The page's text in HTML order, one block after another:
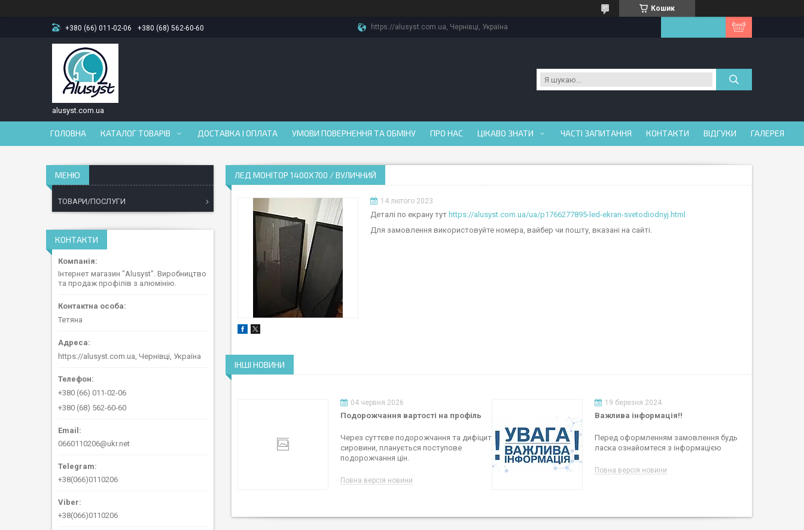
Кошик
+380 (66) 011-02-06 +380 (68) 562-60-60 https://alusyst.com.ua, Чернівці, Україна
alusyst.com.ua
ГОЛОВНА КАТАЛОГ ТОВАРІВ ДОСТАВКА І ОПЛАТА УМОВИ ПОВЕРНЕННЯ ТА ОБМІНУ ПРО НАС ЦІКАВО ЗНАТИ ЧАСТІ ЗАПИТАННЯ КОНТАКТИ ВІДГУКИ ГАЛЕРЕЯ
ЛЕД МОНІТОР 1400Х700 / ВУЛИЧНИЙ
14 лютого 2023
Деталі по екрану тут https://alusyst.com.ua/ua/p1766277895-led-ekran-svetodiodnyj.html
Для замовлення використовуйте номера, вайбер чи пошту, вказані на сайті.
ІНШІ НОВИНИ
04 червня 2026
Подорожчання вартості на профіль
Через суттєве подорожчання та дифіцит
сировини, планується поступове
подорожчання цін.
Повна версія новини
19 березня 2024
Важлива інформація!!
Перед оформленням замовлення будь
ласка ознайомтеся з інформацією
Повна версія новини
ТОВАРИ/ПОСЛУГИ
КОНТАКТИ
Інтернет магазин "Alusyst". Виробництво
та продаж профілів з алюмінію.
Тетяна
https://alusyst.com.ua, Чернівці, Україна
+380 (66) 011-02-06
+380 (68) 562-60-60
0660110206@ukr.net
+38(066)0110206
+38(066)0110206